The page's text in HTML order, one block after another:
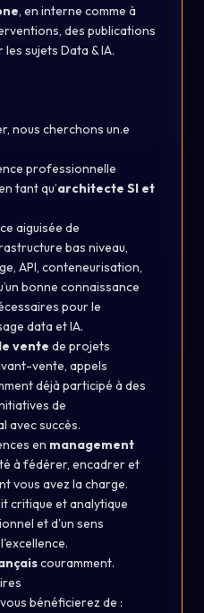
, en interne comme à
des publications
sujets Data & IA.
nous cherchons un.e
professionnelle
tant qu’architecte SI et
aiguisée de
bas niveau,
API, conteneurisation,
bonne connaissance
pour le
data et IA.
vente de projets
vente, appels
déjà participé à des
de
avec succès.
en management
à fédérer, encadrer et
vous avez la charge.
critique et analytique
et d'un sens
couramment.
bénéficierez de :